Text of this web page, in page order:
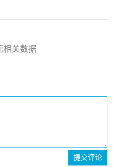
相关数据
提交评论